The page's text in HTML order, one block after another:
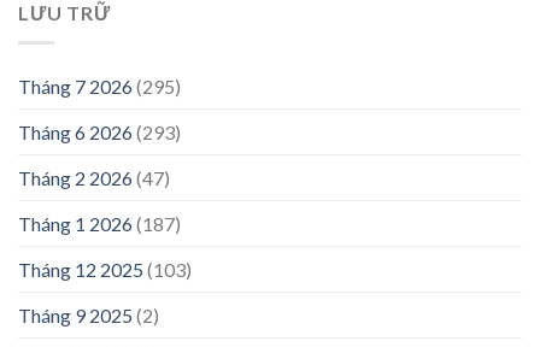
LƯU TRỮ
Tháng 7 2026(295)
Tháng 6 2026(293)
Tháng 2 2026(47)
Tháng 1 2026(187)
Tháng 12 2025 (103)
Tháng 9 2025 (2)